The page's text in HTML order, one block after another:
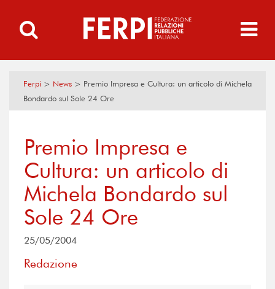
Ferpi > News > Premio Impresa e Cultura: un articolo di Michela
Bondardo sul Sole 24 Ore
Premio Impresa e
Cultura: un articolo di
Michela Bondardo sul
Sole 24 Ore
25/05/2004
Redazione